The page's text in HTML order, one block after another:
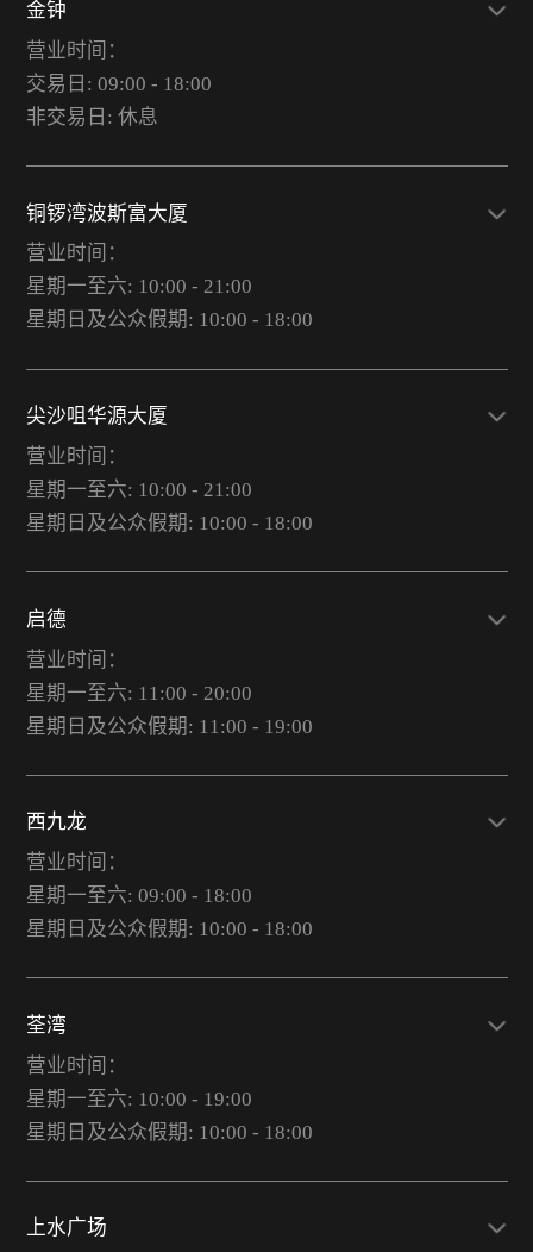
金钟
营业时间：
交易日: 09:00 - 18:00
非交易日: 休息
铜锣湾波斯富大厦
营业时间：
星期一至六: 10:00 - 21:00
星期日及公众假期: 10:00 - 18:00
尖沙咀华源大厦
营业时间：
星期一至六: 10:00 - 21:00
星期日及公众假期: 10:00 - 18:00
启德
营业时间：
星期一至六: 11:00 - 20:00
星期日及公众假期: 11:00 - 19:00
西九龙
营业时间：
星期一至六: 09:00 - 18:00
星期日及公众假期: 10:00 - 18:00
荃湾
营业时间：
星期一至六: 10:00 - 19:00
星期日及公众假期: 10:00 - 18:00
上水广场